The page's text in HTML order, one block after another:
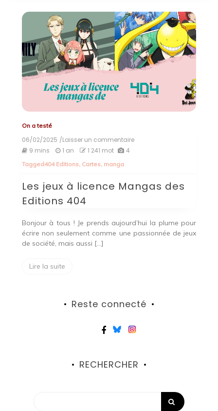
On a testé
06/02/2025 /Laisser un commentaireon
Mangas
des
9 mins 1 an 1 241 mot 4
Tagged404 Editions, Cartes, manga
Les jeux à licence Mangas des
Editions 404
Bonjour à tous ! Je prends aujourd’hui la plume pour
écrire non seulement comme une passionnée de jeux
de société, mais aussi […]
Lire la suite
Reste connecté
RECHERCHER